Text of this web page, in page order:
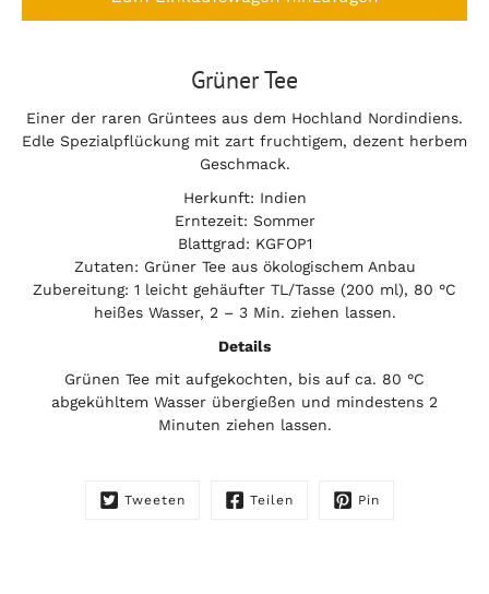
this
product
Grüner Tee
Einer der raren Grüntees aus dem Hochland Nordindiens.
Edle Spezialpflückung mit zart fruchtigem, dezent herbem
Geschmack.
Herkunft: Indien
Erntezeit: Sommer
Blattgrad: KGFOP1
Zutaten: Grüner Tee aus ökologischem Anbau
Zubereitung: 1 leicht gehäufter TL/Tasse (200 ml), 80 °C
heißes Wasser, 2 – 3 Min. ziehen lassen.
Details
Grünen Tee mit aufgekochten, bis auf ca. 80 °C
abgekühltem Wasser übergießen und mindestens 2
Minuten ziehen lassen.
Tweeten Teilen Pin